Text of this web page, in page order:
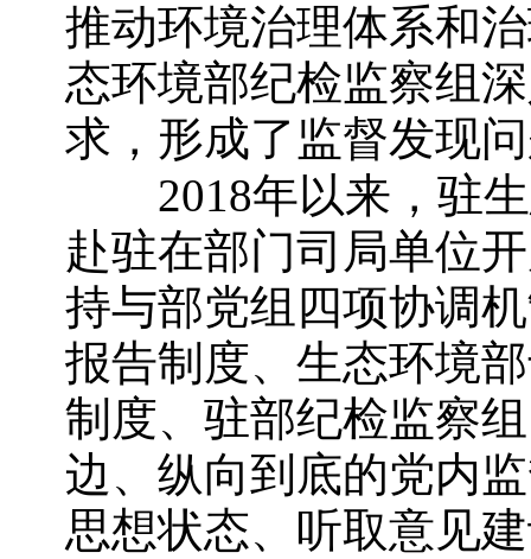
推动环境治理体系和
态环境部纪检监察组
求，形成了监督发现
2018年以来，驻
赴驻在部门司局单位
持与部党组四项协调
报告制度、生态环境
制度、驻部纪检监察
边、纵向到底的党内
思想状态、听取意见